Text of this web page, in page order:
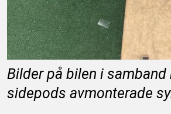
Bilder på bilen i
sidepods avmonterade